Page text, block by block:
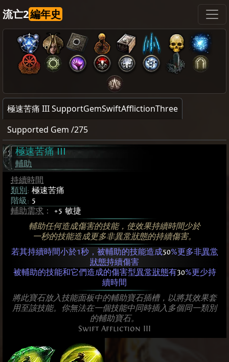
流亡2編年史
極速苦痛 III SupportGemSwiftAfflictionThree
Supported Gem /275
極速苦痛 III
輔助
持續時間
類別 : 極速苦痛
階級: 5
輔助需求 ： +5 敏捷
輔助任何造成傷害的技能，使效果持續時間少於
一秒的技能造成更多非異常狀態的持續傷害。
若其持續時間小於1秒，被輔助的技能造成50%更多非異常
狀態持續傷害
被輔助的技能和它們造成的傷害型異常狀態有30%更少持
續時間
將此寶石放入技能面板中的輔助寶石插槽，以將其效果套
用至該技能。你無法在一個技能中同時插入多個同一類別
的輔助寶石。
Swift Affliction III